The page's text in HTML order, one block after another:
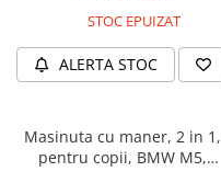
STOC EPUIZAT
ALERTA STOC
Masinuta cu maner, 2 in 1,
pentru copii, BMW M5,